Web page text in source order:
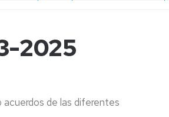
DE
CURRICULUM
2025
de las diferentes